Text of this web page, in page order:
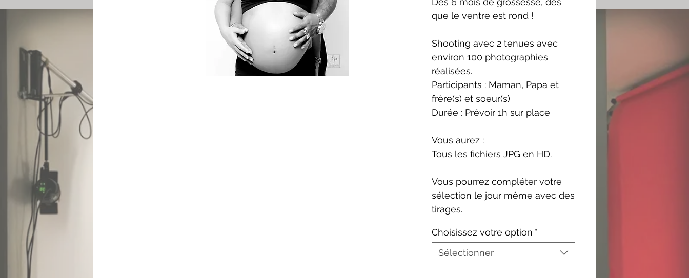
que le ventre est rond !
Shooting avec 2 tenues avec
environ 100 photographies
réalisées.
Participants : Maman, Papa et
frère(s) et soeur(s)
Durée : Prévoir 1h sur place
Vous aurez :
Tous les fichiers JPG en HD.
Vous pourrez compléter votre
sélection le jour même avec des
tirages.
Choisissez votre option *
Sélectionner